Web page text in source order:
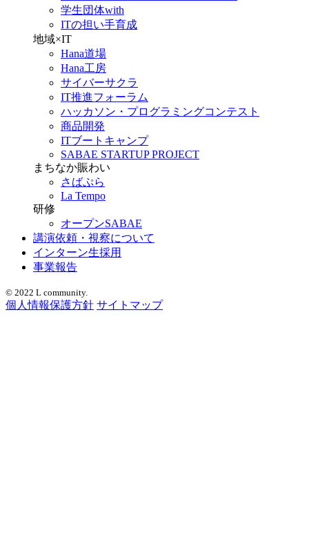
学生団体with
ITの担い手育成
地域×IT
Hana道場
Hana工房
サイバーサクラ
IT推進フォーラム
ハッカソン・プログラミングコンテスト
商品開発
ITブートキャンプ
SABAE STARTUP PROJECT
まちなか賑わい
さばぷら
La Tempo
研修
オープンSABAE
講演依頼・視察について
インターン生採用
事業報告
© 2022 L community.
個人情報保護方針 サイトマップ